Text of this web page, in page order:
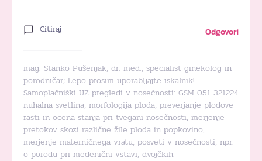
Citiraj Odgovori
mag. Stanko Pušenjak, dr. med., specialist ginekolog in
porodničar; Lepo prosim uporabljajte iskalnik!
Samoplačniški UZ pregledi v nosečnosti: GSM 051 321224
nuhalna svetlina, morfologija ploda, preverjanje plodove
rasti in ocena stanja pri tvegani nosečnosti, merjenje
pretokov skozi različne žile ploda in popkovino,
merjenje materničnega vratu, posveti v nosečnosti, npr.
o porodu pri medenični vstavi, dvojčkih.